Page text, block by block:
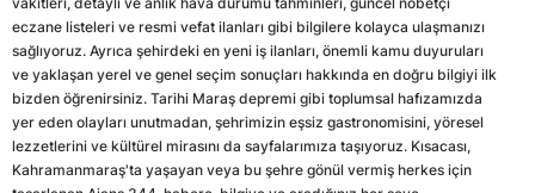
eczane listeleri ve resmi vefat ilanları gibi bilgilere kolayca ulaşmanızı
sağlıyoruz. Ayrıca şehirdeki en yeni iş ilanları, önemli kamu duyuruları
ve yaklaşan yerel ve genel seçim sonuçları hakkında en doğru bilgiyi ilk
bizden öğrenirsiniz. Tarihi Maraş depremi gibi toplumsal hafızamızda
yer eden olayları unutmadan, şehrimizin eşsiz gastronomisini, yöresel
lezzetlerini ve kültürel mirasını da sayfalarımıza taşıyoruz. Kısacası,
Kahramanmaraş'ta yaşayan veya bu şehre gönül vermiş herkes için